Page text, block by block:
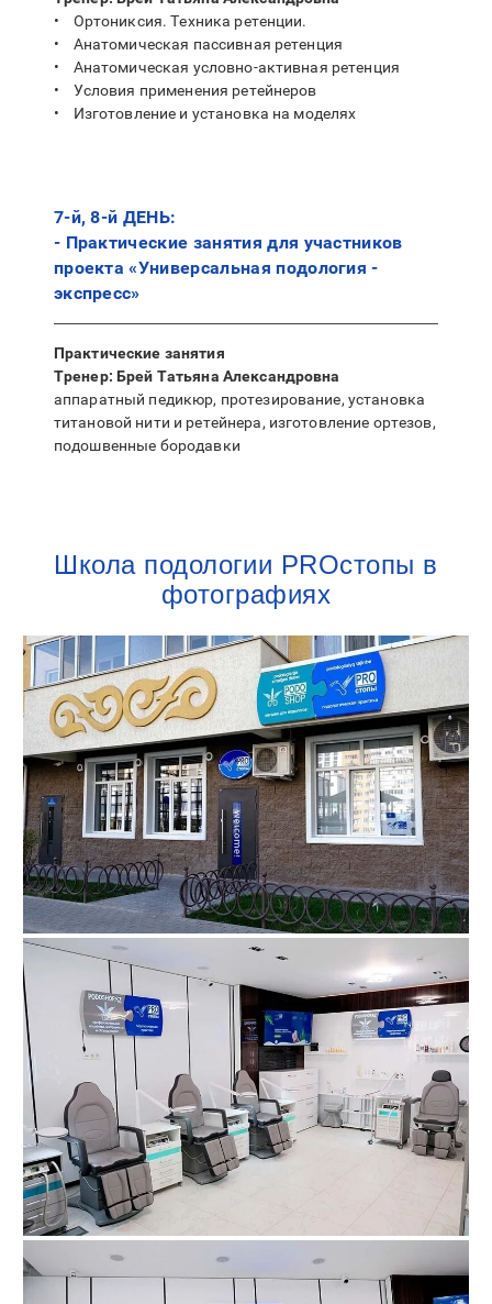
• Ортониксия. Техника ретенции.
• Анатомическая пассивная ретенция
• Анатомическая условно-активная ретенция
• Условия применения ретейнеров
• Изготовление и установка на моделях
7-й, 8-й ДЕНЬ:
- Практические занятия для участников
проекта «Универсальная подология -
экспресс»
Практические занятия
Тренер: Брей Татьяна Александровна
аппаратный педикюр, протезирование, установка
титановой нити и ретейнера, изготовление ортезов,
подошвенные бородавки
Школа подологии PROстопы в
фотографиях